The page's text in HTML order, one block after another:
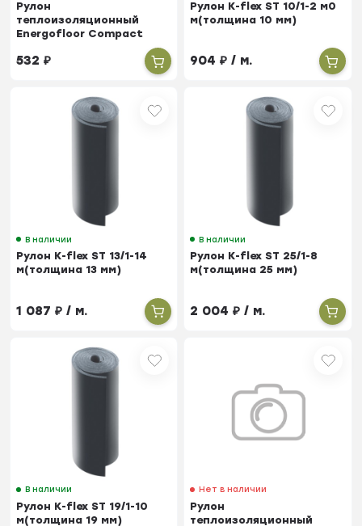
Рулон
теплоизоляционный
Energofloor Compact
ROLS ISOMARKET 3мм х 1м
х 30м
532₽
Рулон K-flex ST 10/1-2 м0
м(толщина 10 мм)
904₽ / м.
В наличии
Рулон K-flex ST 13/1-14
м(толщина 13 мм)
1 087₽ / м.
В наличии
Рулон K-flex ST 25/1-8
м(толщина 25 мм)
2 004₽ / м.
В наличии
Рулон K-flex ST 19/1-10
м(толщина 19 мм)
Нет в наличии
Рулон
теплоизоляционный